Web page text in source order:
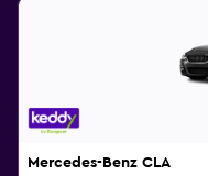
Mercedes-Benz CLA